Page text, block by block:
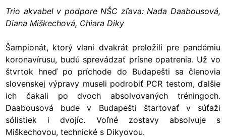
Trio akvabel v podpore NŠC zľava: Nada Daabousová,
Diana Miškechová, Chiara Diky
Šampionát, ktorý vlani dvakrát preložili pre pandémiu
koronavírusu, budú sprevádzať prísne opatrenia. Už vo
štvrtok hneď po príchode do Budapešti sa členovia
slovenskej výpravy museli podrobiť PCR testom, ďalšie
ich čakali po dvoch absolvovaných tréningoch.
Daabousová bude v Budapešti štartovať v súťaži
sólistiek i dvojíc. Voľné zostavy absolvuje s
Miškechovou, technické s Dikyovou.